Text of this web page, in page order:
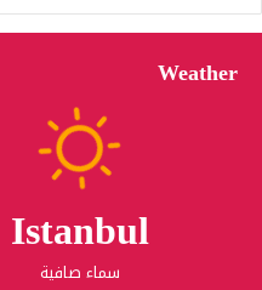
Weather
Istanbul
سماء صافية